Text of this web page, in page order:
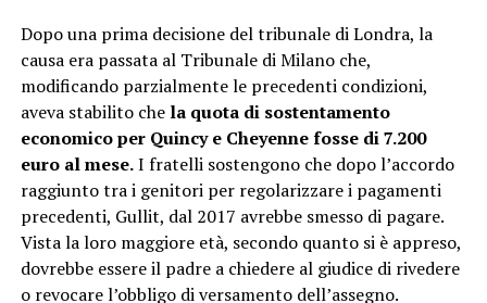
Dopo una prima decisione del tribunale di Londra, la
causa era passata al Tribunale di Milano che,
modificando parzialmente le precedenti condizioni,
aveva stabilito che la quota di sostentamento
economico per Quincy e Cheyenne fosse di 7.200
euro al mese.I fratelli sostengono che dopo l’accordo
raggiunto tra i genitori per regolarizzare i pagamenti
precedenti, Gullit, dal 2017 avrebbe smesso di pagare.
Vista la loro maggiore età, secondo quanto si è appreso,
dovrebbe essere il padre a chiedere al giudice di rivedere
o revocare l’obbligo di versamento dell’assegno.